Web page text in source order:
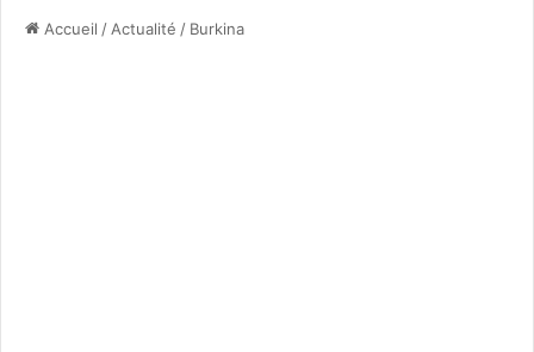
Accueil / Actualité / Burkina